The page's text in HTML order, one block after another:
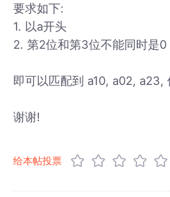
要求如下:
1. 以a开头
2. 第2位和第3位不能同时是0
即可以匹配到 a10, a02, a23,
谢谢!
给本帖投票